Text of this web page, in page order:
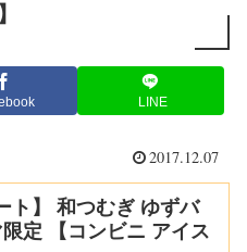
LINE
2017.12.07
ト】 和つむぎ ゆずバ
定 【コンビニ アイス